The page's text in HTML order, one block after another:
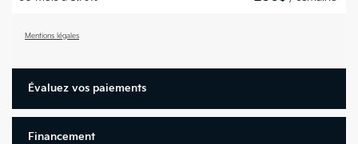
Mentions légales
Évaluez vos paiements
Financement